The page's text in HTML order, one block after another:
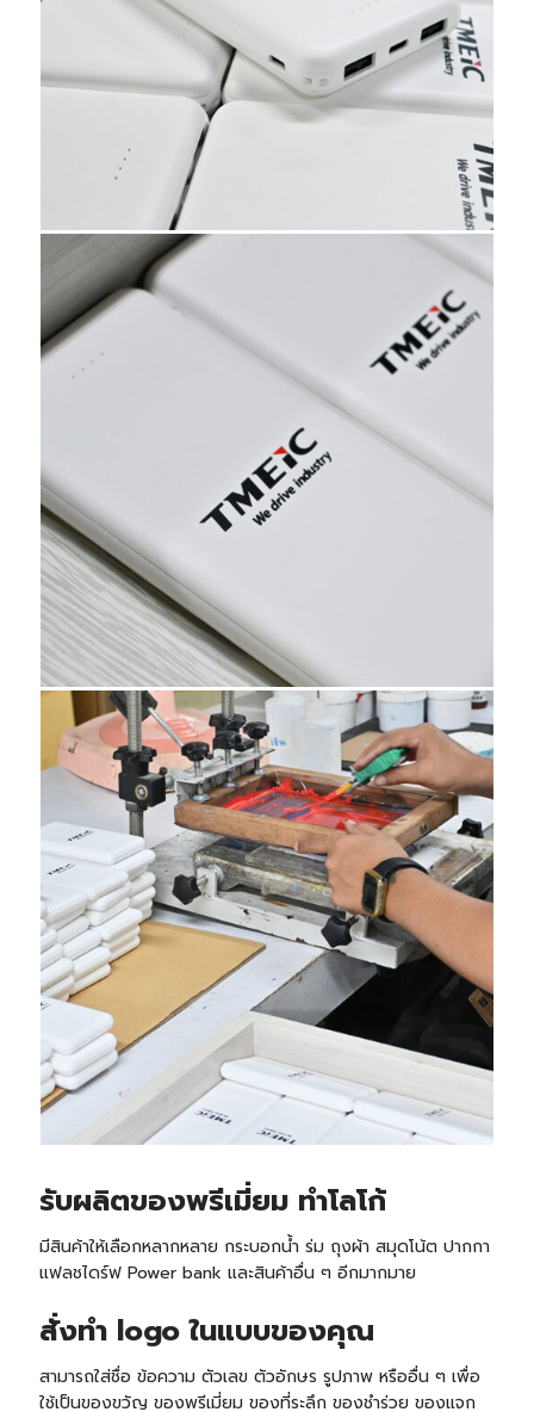
รับผลิตของพรีเมี่ยม ทำโลโก้
มีสินค้าให้เลือกหลากหลาย กระบอกน้ำ ร่ม ถุงผ้า สมุดโน้ต ปากกา
แฟลชไดร์ฟ Power bank และสินค้าอื่น ๆ อีกมากมาย
สั่งทำ logo ในแบบของคุณ
สามารถใส่ชื่อ ข้อความ ตัวเลข ตัวอักษร รูปภาพ หรืออื่น ๆ เพื่อ
ใช้เป็นของขวัญ ของพรีเมี่ยม ของที่ระลึก ของชำร่วย ของแจก